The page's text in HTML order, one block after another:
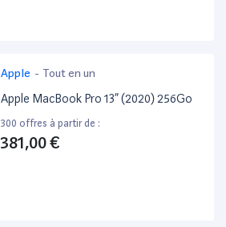
Apple - Tout en un
Apple MacBook Pro 13” (2020) 256Go
300 offres à partir de :
381,00 €